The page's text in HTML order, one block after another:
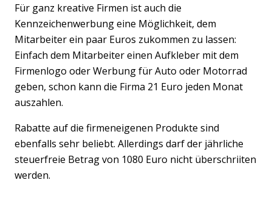
Für ganz kreative Firmen ist auch die
Kennzeichenwerbung eine Möglichkeit, dem
Mitarbeiter ein paar Euros zukommen zu lassen:
Einfach dem Mitarbeiter einen Aufkleber mit dem
Firmenlogo oder Werbung für Auto oder Motorrad
geben, schon kann die Firma 21 Euro jeden Monat
auszahlen.
Rabatte auf die firmeneigenen Produkte sind
ebenfalls sehr beliebt. Allerdings darf der jährliche
steuerfreie Betrag von 1080 Euro nicht überschriiten
werden.